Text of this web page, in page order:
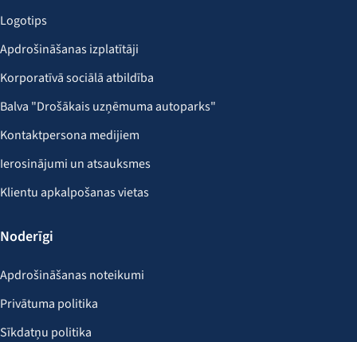
Logotips
Apdrošināšanas izplatītāji
Korporatīvā sociālā atbildība
Balva "Drošākais uzņēmuma autoparks"
Kontaktpersona medijiem
Ierosinājumi un atsauksmes
Klientu apkalpošanas vietas
Noderīgi
Apdrošināšanas noteikumi
Privātuma politika
Sīkdatņu politika